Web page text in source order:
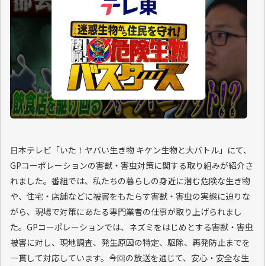
日本テレビ「いた！ヤバい生き物 キケン生物と大バトル」にて、
GPコーポレーションの害獣・害虫対策に関する取り組みが紹介さ
れました。番組では、私たちの暮らしの身近に潜む危険な生き物
や、住宅・店舗などに被害をもたらす害獣・害虫の実態に迫りな
がら、現場で対策にあたる専門業者の仕事が取り上げられまし
た。GPコーポレーションでは、ネズミをはじめとする害獣・害虫
被害に対し、現地調査、発生原因の特定、駆除、再発防止までを
一貫して対応しています。今回の放送を通じて、安心・安全な生